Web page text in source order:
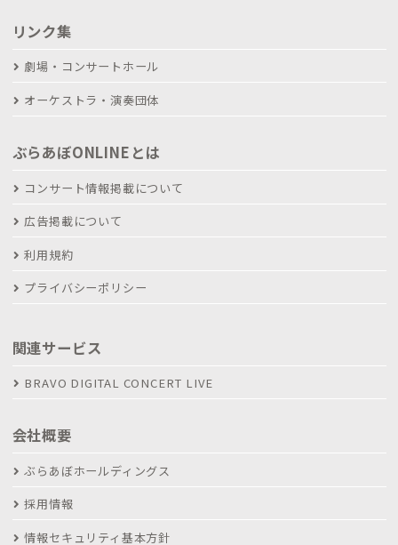
リンク集
劇場・コンサートホール
オーケストラ・演奏団体
ぶらあぼONLINEとは
コンサート情報掲載について
広告掲載について
利用規約
プライバシーポリシー
関連サービス
BRAVO DIGITAL CONCERT LIVE
会社概要
ぶらあぼホールディングス
採用情報
情報セキュリティ基本方針